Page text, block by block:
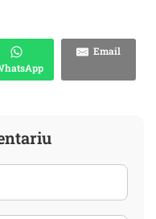
Email